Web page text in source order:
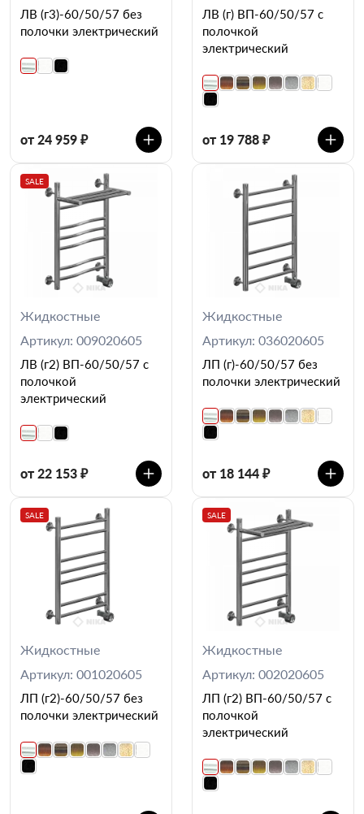
ЛВ (г3)-60/50/57 без
полочки электрический
от 24 959 ₽
ЛВ (г) ВП-60/50/57 с
полочкой
электрический
от 19 788 ₽
SALE
Жидкостные
Артикул: 009020605
ЛВ (г2) ВП-60/50/57 с
полочкой
электрический
от 22 153 ₽
Жидкостные
Артикул: 036020605
ЛП (г)-60/50/57 без
полочки электрический
от 18 144 ₽
SALE
Жидкостные
Артикул: 001020605
ЛП (г2)-60/50/57 без
полочки электрический
SALE
Жидкостные
Артикул: 002020605
ЛП (г2) ВП-60/50/57 с
полочкой
электрический